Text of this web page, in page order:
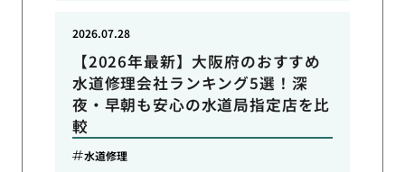
【2026年最新】大阪府のおすすめ
水道修理会社ランキング5選！深
夜・早朝も安心の水道局指定店を比
較
2026.07.28
水道修理